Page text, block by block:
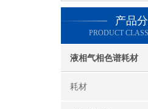
产品
PRODUCT
液相气相色谱耗材
耗材